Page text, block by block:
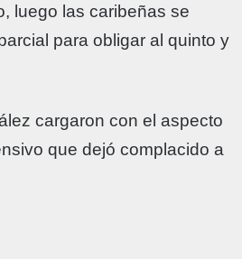
luego las caribeñas se
para obligar al quinto y
cargaron con el aspecto
que dejó complacido a